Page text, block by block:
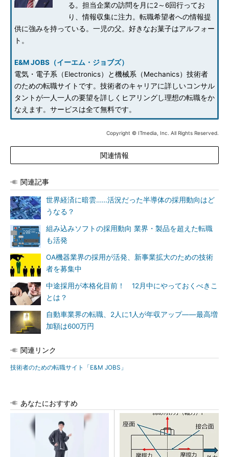
る。担当企業の訪問を月に2～6回行ってお
り、情報収集に注力。転職希望者への情報提
供に強みを持っている。一児の父。好きなお菓子はアルフォー
ト。
E&M JOBS（イーエム・ジョブズ）
電気・電子系（Electronics）と機械系（Mechanics）技術者
のための転職サイトです。技術者のキャリアに詳しいコンサル
タントが一人一人の要望を詳しくヒアリングし理想の転職をか
なえます。サービスは全て無料です。
Copyright © ITmedia, Inc. All Rights Reserved.
関連情報
関連記事
世界経済に暗雲……活況だった半導体の採用動向はど
うなる？
組み込みソフトの採用動向 業界・製品を超えた転職
も活発
OA機器業界の採用が活発、新事業拡大のための技術
者を募集中
中途採用が本格化目前！ 12月中にやっておくべきこ
とは？
自動車業界の転職、2人に1人が年収アップ――最高増
加額は600万円
関連リンク
技術者のための転職サイト「E&M JOBS」
あなたにおすすめ